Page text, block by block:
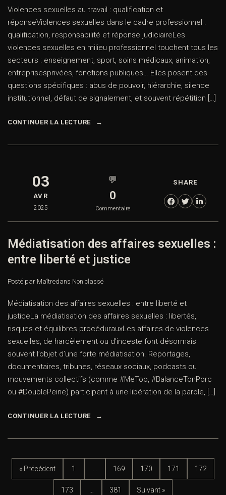
Violences sexuelles au travail : qualification et
réponseViolences sexuelles dans le cadre professionnel :
qualification, responsabilité et réponse judiciaireLes
violences sexuelles en milieu professionnel touchent tous les
secteurs : enseignement, sport, soins médicaux, animation,
entreprisesprivées, fonctions publiques… Elles posent des
questions spécifiques : abus de pouvoir, hiérarchie, silence
institutionnel, défaut de signalement, et souvent répétition […]
CONTINUER LA LECTURE
03
AVR
2025
💬
0
Commentaire
SHARE
Médiatisation des affaires sexuelles :
entre liberté et justice
Posté par Maîtredans Non classé
Médiatisation des affaires sexuelles : entre liberté et
justiceLa médiatisation des affaires sexuelles : libertés,
risques et équilibres procédurauxLes affaires de violences
sexuelles, de harcèlement ou d’inceste font désormais
souvent l’objet d’une forte médiatisation. Reportages,
documentaires, tribunes, réseaux sociaux, podcasts ou
mouvements collectifs (comme #MeToo, #BalanceTonPorc
ou #DoublePeine) participent à une libération de la parole, […]
CONTINUER LA LECTURE
« Précédent 1 169 170 171 172
173 381 Suivant »